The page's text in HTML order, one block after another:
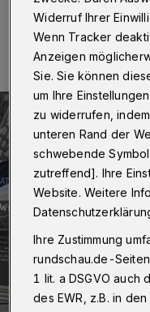
10.07.2018 , 16:04 Uhr
Widerruf Ihrer
Wenn Tracker
Anzeigen
Sie. Sie können
um Ihre
zu widerrufen,
unteren Rand der
schwebende
zutreffend]. Ihre
Website. Weitere
Ihre Zustimmung
rundschau.de-
1 lit. a DSGVO auch
des EWR, z.B. in den